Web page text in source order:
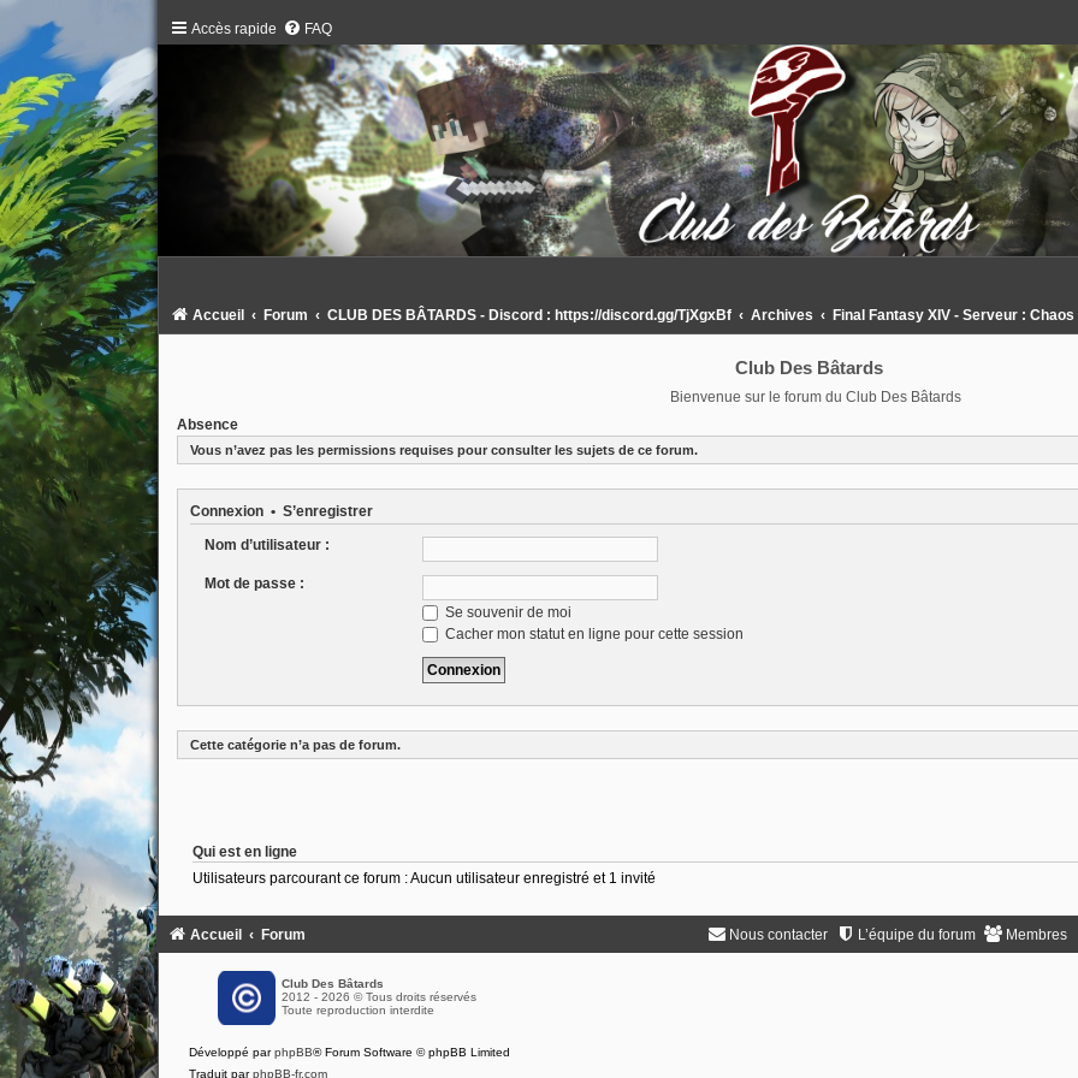
Accès rapide FAQ
Accueil Forum CLUB DES BÂTARDS - Discord : https://discord.gg/TjXgxBf Archives Final Fantasy XIV - Serveur :
Club Des Bâtards
Bienvenue sur le forum du Club Des Bâtards
Absence
Vous n’avez pas les permissions requises pour consulter les sujets de ce forum.
Connexion• S’enregistrer
Nom d’utilisateur :
Mot de passe :
Se souvenir de moi
Cacher mon statut en ligne pour cette session
Cette catégorie n’a pas de forum.
Qui est en ligne
Utilisateurs parcourant ce forum : Aucun utilisateur enregistré et 1 invité
Accueil Forum Membres
L’équipe du forum
Nous contacter
Club Des Bâtards
2012 - 2026 © Tous droits réservés
Toute reproduction interdite
Développé parphpBB® Forum Software © phpBB Limited
Traduit parphpBB-fr.com